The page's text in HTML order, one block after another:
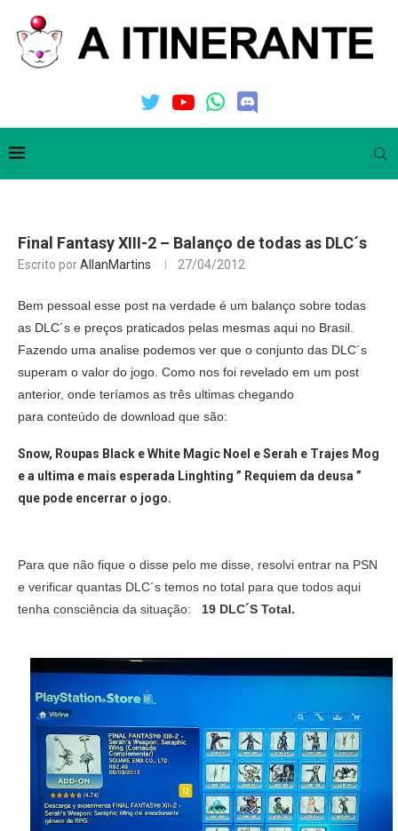
Final Fantasy XIII-2 – Balanço de todas as DLC´s
Escrito porAllanMartins 27/04/2012
Bem pessoal esse post na verdade é um balanço sobre todas
as DLC´s e preços praticados pelas mesmas aqui no Brasil.
Fazendo uma analise podemos ver que o conjunto das DLC´s
superam o valor do jogo. Como nos foi revelado em um post
anterior, onde teríamos as três ultimas chegando
para conteúdo de download que são:
Snow, Roupas Black e White Magic Noel e Serah e Trajes Mog
e a ultima e mais esperada Linghting ” Requiem da deusa ”
que pode encerrar o jogo.
Para que não fique o disse pelo me disse, resolvi entrar na PSN
e verificar quantas DLC´s temos no total para que todos aqui
tenha consciência da situação: 19 DLC´S Total.